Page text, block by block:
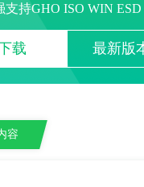
支持GHO ISO WIN
载 最新版
容